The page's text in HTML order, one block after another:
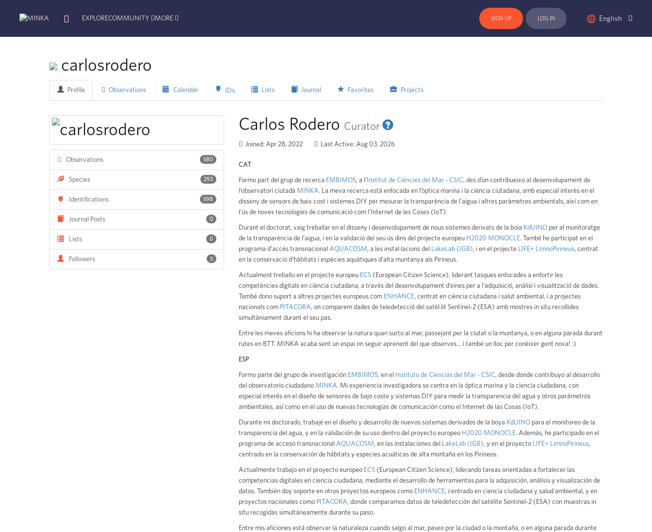
EXPLORECOMMUNITY MORE SIGN UP LOG IN English
carlosrodero
Profile Observations Calendar IDs Lists Journal Favorites Projects
580
Observations
293
Species
598
Identifications
0
Journal Posts
0
Lists
5
Followers
Carlos Rodero Curator
Joined: Apr 28, 2022 Last Active: Aug 03, 2026
CAT
Formo part del grup de recerca EMBIMOS, a l’ Institut de Ciències del Mar - CSIC, des d’on contribueixo al desenvolupament de
l’observatori ciutadà MINKA. La meva recerca està enfocada en l’òptica marina i la ciència ciutadana, amb especial interès en el
disseny de sensors de baix cost i sistemes DIY per mesurar la transparència de l’aigua i altres paràmetres ambientals, així com en
l’ús de noves tecnologies de comunicació com l’Internet de les Coses (IoT).
Durant el doctorat, vaig treballar en el disseny i desenvolupament de nous sistemes derivats de la boia KdUINO per al monitoratge
de la transparència de l’aigua, i en la validació del seu ús dins del projecte europeu H2020 MONOCLE. També he participat en el
programa d’accés transnacional AQUACOSM, a les instal·lacions del LakeLab (IGB), i en el projecte LIFE+ LimnoPirineus, centrat
en la conservació d’hàbitats i espècies aquàtiques d’alta muntanya als Pirineus.
Actualment treballo en el projecte europeu ECS (European Citizen Science), liderant tasques enfocades a enfortir les
competències digitals en ciència ciutadana, a través del desenvolupament d’eines per a l’adquisició, anàlisi i visualització de dades.
També dono suport a altres projectes europeus com ENHANCE, centrat en ciència ciutadana i salut ambiental, i a projectes
nacionals com PITACORA, on comparem dades de teledetecció del satèl·lit Sentinel-2 (ESA) amb mostres in situ recollides
simultàniament durant el seu pas.
Entre les meves aficions hi ha observar la natura quan surto al mar, passejant per la ciutat o la muntanya, o en alguna parada durant
rutes en BTT. MINKA acaba sent un espai on seguir aprenent del que observes… i també un lloc per conèixer gent nova! :)
ESP
Formo parte del grupo de investigación EMBIMOS, en el Instituto de Ciencias del Mar - CSIC, desde donde contribuyo al desarrollo
del observatorio ciudadano MINKA. Mi experiencia investigadora se centra en la óptica marina y la ciencia ciudadana, con
especial interés en el diseño de sensores de bajo coste y sistemas DIY para medir la transparencia del agua y otros parámetros
ambientales, así como en el uso de nuevas tecnologías de comunicación como el Internet de las Cosas (IoT).
Durante mi doctorado, trabajé en el diseño y desarrollo de nuevos sistemas derivados de la boya KdUINO para el monitoreo de la
transparencia del agua, y en la validación de su uso dentro del proyecto europeo H2020 MONOCLE. Además, he participado en el
programa de acceso transnacional AQUACOSM, en las instalaciones del LakeLab (IGB), y en el proyecto LIFE+ LimnoPirineus,
centrado en la conservación de hábitats y especies acuáticas de alta montaña en los Pirineos.
Actualmente trabajo en el proyecto europeo ECS (European Citizen Science), liderando tareas orientadas a fortalecer las
competencias digitales en ciencia ciudadana, mediante el desarrollo de herramientas para la adquisición, análisis y visualización de
datos. También doy soporte en otros proyectos europeos como ENHANCE, centrado en ciencia ciudadana y salud ambiental, y en
proyectos nacionales como PITACORA, donde comparamos datos de teledetección del satélite Sentinel-2 (ESA) con muestras in
situ recogidas simultáneamente durante su paso.
Entre mis aficiones está observar la naturaleza cuando salgo al mar, paseo por la ciudad o la montaña, o en alguna parada durante